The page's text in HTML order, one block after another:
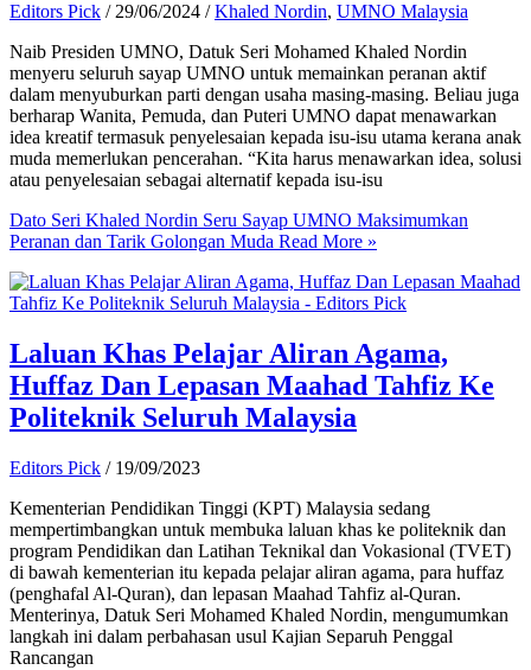
Editors Pick / 29/06/2024 /Khaled Nordin, UMNO Malaysia
Naib Presiden UMNO, Datuk Seri Mohamed Khaled Nordin
menyeru seluruh sayap UMNO untuk memainkan peranan aktif
dalam menyuburkan parti dengan usaha masing-masing. Beliau juga
berharap Wanita, Pemuda, dan Puteri UMNO dapat menawarkan
idea kreatif termasuk penyelesaian kepada isu-isu utama kerana anak
muda memerlukan pencerahan. “Kita harus menawarkan idea, solusi
atau penyelesaian sebagai alternatif kepada isu-isu
Dato Seri Khaled Nordin Seru Sayap UMNO Maksimumkan
Peranan dan Tarik Golongan Muda Read More »
Laluan Khas Pelajar Aliran Agama,
Huffaz Dan Lepasan Maahad Tahfiz Ke
Politeknik Seluruh Malaysia
Editors Pick / 19/09/2023
Kementerian Pendidikan Tinggi (KPT) Malaysia sedang
mempertimbangkan untuk membuka laluan khas ke politeknik dan
program Pendidikan dan Latihan Teknikal dan Vokasional (TVET)
di bawah kementerian itu kepada pelajar aliran agama, para huffaz
(penghafal Al-Quran), dan lepasan Maahad Tahfiz al-Quran.
Menterinya, Datuk Seri Mohamed Khaled Nordin, mengumumkan
langkah ini dalam perbahasan usul Kajian Separuh Penggal
Rancangan